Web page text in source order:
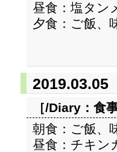
昼食：塩タン
夕食：ご飯、
2019.03.05
［/Diary： 食
朝食：ご飯、
昼食：チキン